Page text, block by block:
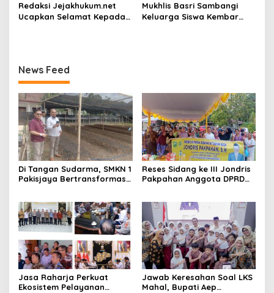
Redaksi Jejakhukum.net
Ucapkan Selamat Kepada
Jakarta Selatan
Mukhlis Basri Sambangi
Keluarga Siswa Kembar
News Feed
Di Tangan Sudarma, SMKN 1
Pakisjaya Bertransformasi
Berdaya Saing
Reses Sidang ke III Jondris
Pakpahan Anggota DPRD
Jasa Raharja Perkuat
Ekosistem Pelayanan
Jawab Keresahan Soal LKS
Mahal, Bupati Aep